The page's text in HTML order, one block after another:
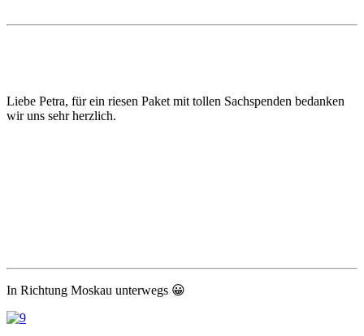
Liebe Petra, für ein riesen Paket mit tollen Sachspenden bedanken
wir uns sehr herzlich.
In Richtung Moskau unterwegs 😀